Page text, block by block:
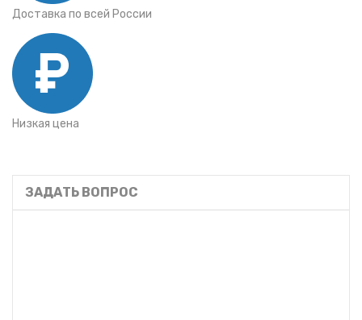
Доставка по всей России
Низкая цена
ЗАДАТЬ ВОПРОС